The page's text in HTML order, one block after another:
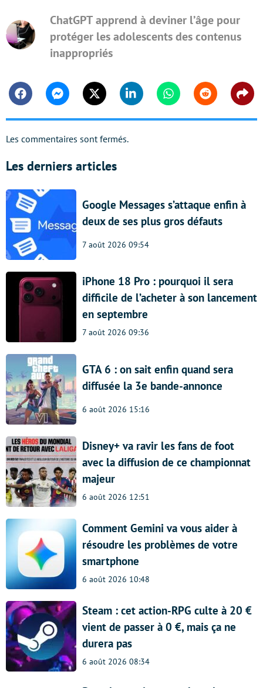
ChatGPT apprend à deviner l’âge pour
protéger les adolescents des contenus
inappropriés
FacebookMessengerTwitter Linkedin WhatsappReddit
Les commentaires sont fermés.
Les derniers articles
Google Messages s’attaque enfin à
deux de ses plus gros défauts
7 août 2026 09:54
iPhone 18 Pro : pourquoi il sera
difficile de l’acheter à son lancement
en septembre
7 août 2026 09:36
GTA 6 : on sait enfin quand sera
diffusée la 3e bande-annonce
6 août 2026 15:16
Disney+ va ravir les fans de foot
avec la diffusion de ce championnat
majeur
6 août 2026 12:51
Comment Gemini va vous aider à
résoudre les problèmes de votre
smartphone
6 août 2026 10:48
Steam : cet action-RPG culte à 20 €
vient de passer à 0 €, mais ça ne
durera pas
6 août 2026 08:34